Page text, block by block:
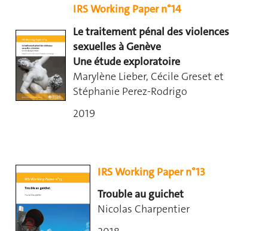
IRS Working Paper n°14
Le traitement pénal des violences
sexuelles à Genève
Une étude exploratoire
Marylène Lieber, Cécile Greset et
Stéphanie Perez-Rodrigo
2019
IRS Working Paper n°13
Trouble au guichet
Nicolas Charpentier